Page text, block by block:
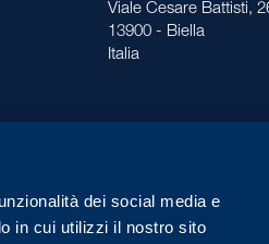
dei social media e
in cui utilizzi il nostro sito
Viale Cesare Battisti,
13900 - Biella
Italia